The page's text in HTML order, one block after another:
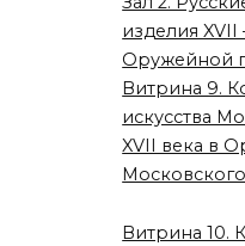
изделия XVII
Оружейной
Витрина 9.
искусства
XVII века в
Витрина 10.